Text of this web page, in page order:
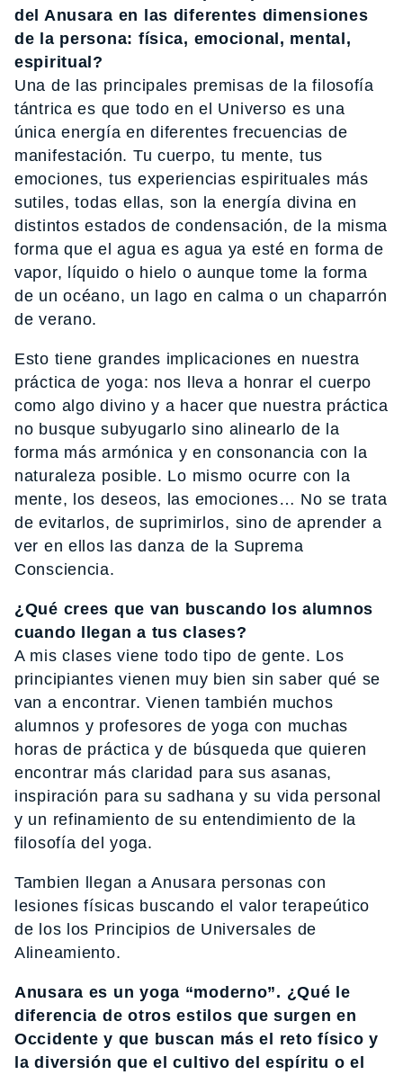
del Anusara en las diferentes dimensiones
de la persona: física, emocional, mental,
espiritual?
Una de las principales premisas de la filosofía
tántrica es que todo en el Universo es una
única energía en diferentes frecuencias de
manifestación. Tu cuerpo, tu mente, tus
emociones, tus experiencias espirituales más
sutiles, todas ellas, son la energía divina en
distintos estados de condensación, de la misma
forma que el agua es agua ya esté en forma de
vapor, líquido o hielo o aunque tome la forma
de un océano, un lago en calma o un chaparrón
de verano.
Esto tiene grandes implicaciones en nuestra
práctica de yoga: nos lleva a honrar el cuerpo
como algo divino y a hacer que nuestra práctica
no busque subyugarlo sino alinearlo de la
forma más armónica y en consonancia con la
naturaleza posible. Lo mismo ocurre con la
mente, los deseos, las emociones… No se trata
de evitarlos, de suprimirlos, sino de aprender a
ver en ellos las danza de la Suprema
Consciencia.
¿Qué crees que van buscando los alumnos
cuando llegan a tus clases?
A mis clases viene todo tipo de gente. Los
principiantes vienen muy bien sin saber qué se
van a encontrar. Vienen también muchos
alumnos y profesores de yoga con muchas
horas de práctica y de búsqueda que quieren
encontrar más claridad para sus asanas,
inspiración para su sadhana y su vida personal
y un refinamiento de su entendimiento de la
filosofía del yoga.
Tambien llegan a Anusara personas con
lesiones físicas buscando el valor terapeútico
de los los Principios de Universales de
Alineamiento.
Anusara es un yoga “moderno”. ¿Qué le
diferencia de otros estilos que surgen en
Occidente y que buscan más el reto físico y
la diversión que el cultivo del espíritu o el